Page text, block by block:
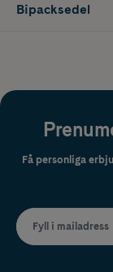
Bipacksedel
Få personliga
Fyll i mailadress